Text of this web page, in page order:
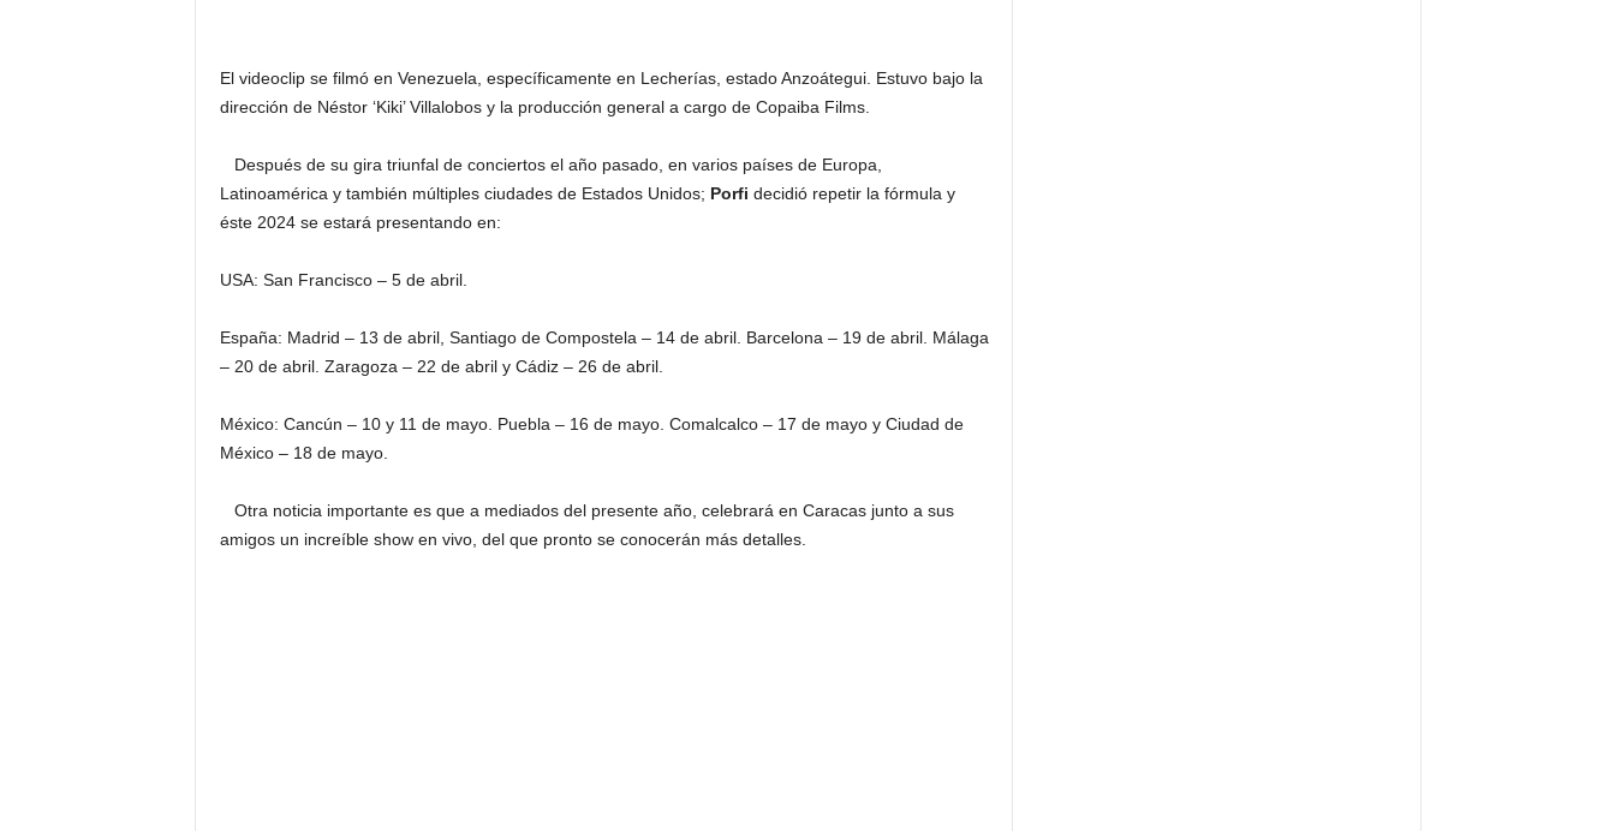
El videoclip se filmó en Venezuela, específicamente en Lecherías, estado Anzoátegui. Estuvo bajo la
dirección de Néstor ‘Kiki’ Villalobos y la producción general a cargo de Copaiba Films.
Después de su gira triunfal de conciertos el año pasado, en varios países de Europa,
Latinoamérica y también múltiples ciudades de Estados Unidos; Porfi decidió repetir la fórmula y
éste 2024 se estará presentando en:
USA: San Francisco – 5 de abril.
España: Madrid – 13 de abril, Santiago de Compostela – 14 de abril. Barcelona – 19 de abril. Málaga
– 20 de abril. Zaragoza – 22 de abril y Cádiz – 26 de abril.
México: Cancún – 10 y 11 de mayo. Puebla – 16 de mayo. Comalcalco – 17 de mayo y Ciudad de
México – 18 de mayo.
Otra noticia importante es que a mediados del presente año, celebrará en Caracas junto a sus
amigos un increíble show en vivo, del que pronto se conocerán más detalles.